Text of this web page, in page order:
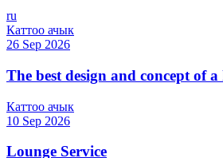
ru
Каттоо ачык
26 Sep 2026
The best design and concept of
Каттоо ачык
10 Sep 2026
Lounge Service